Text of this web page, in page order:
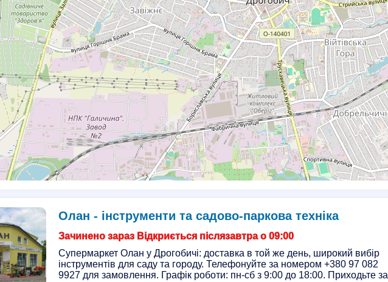
Олан - інструменти та садово-паркова техніка
Зачинено зараз Відкриється післязавтра о 09:00
Супермаркет Олан у Дрогобичі: доставка в той же день, широкий вибір
інструментів для саду та городу. Телефонуйте за номером +380 97 082
9927 для замовлення. Графік роботи: пн-сб з 9:00 до 18:00. Приходьте за